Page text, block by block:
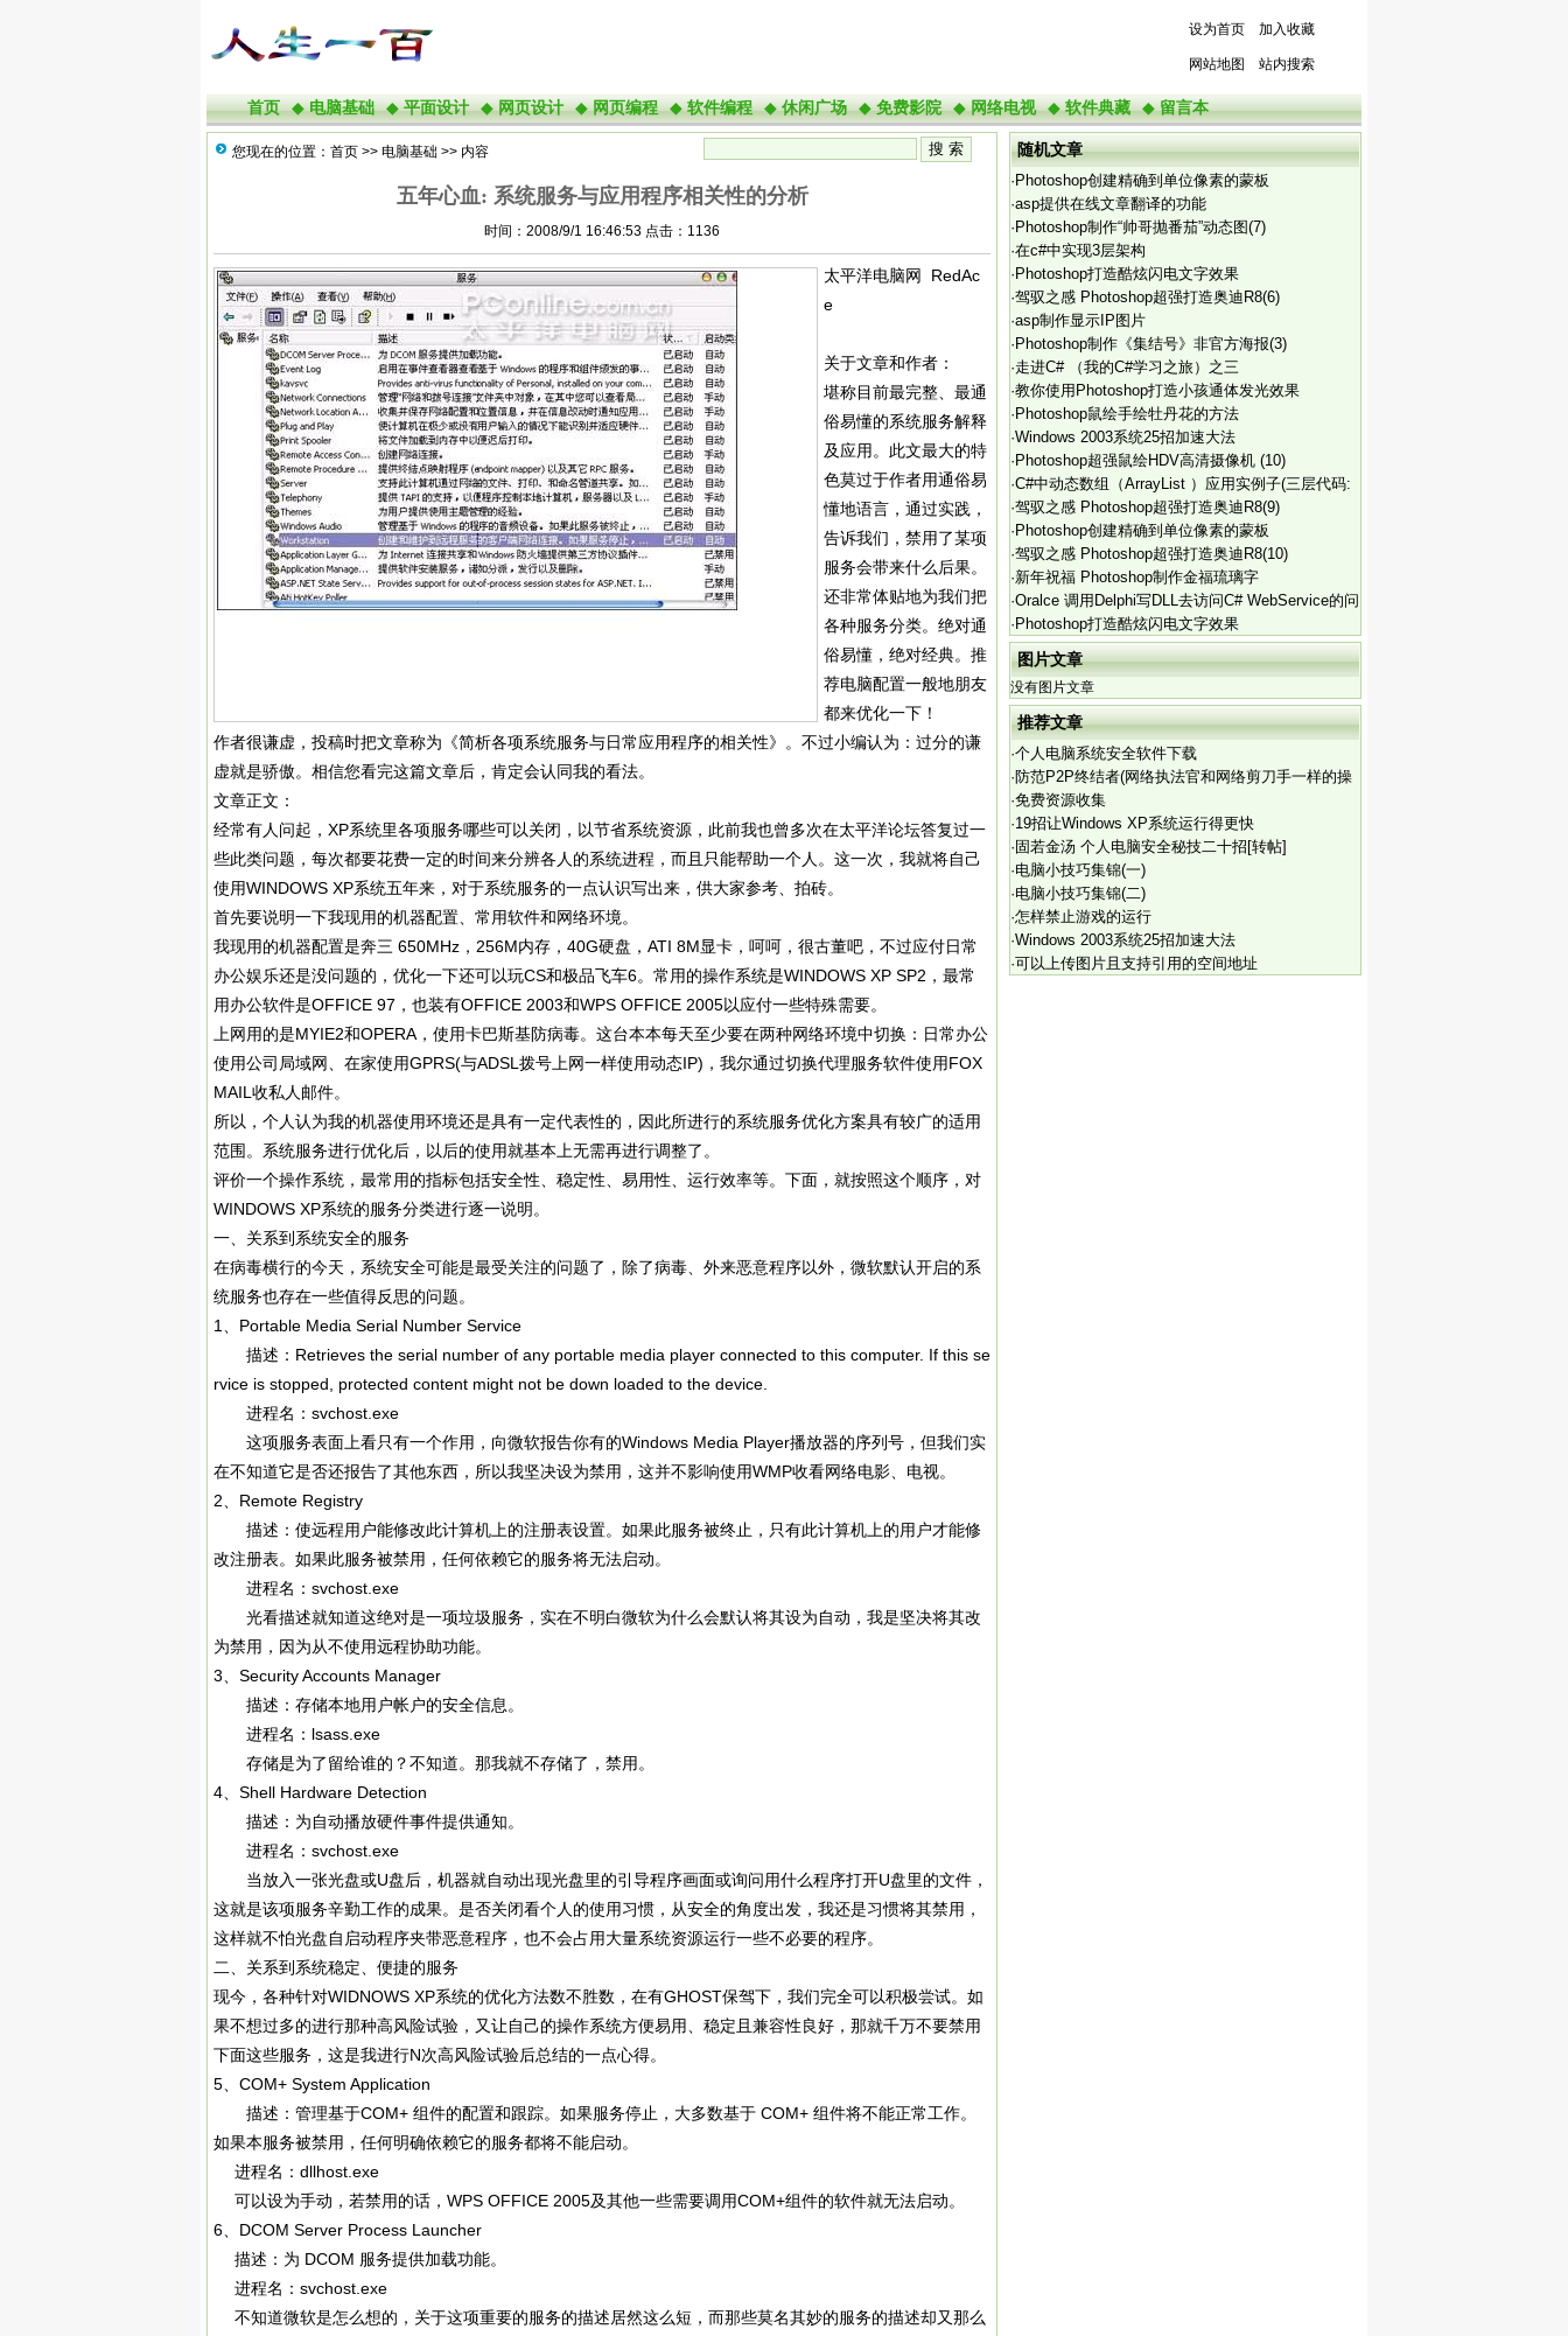
设为首页 加入收藏
网站地图 站内搜索
首页 ◆电脑基础 ◆平面设计 ◆网页设计 ◆网页编程 ◆软件编程 ◆休闲广场 ◆免费影院 ◆网络电视 ◆软件典藏 ◆留言本
您现在的位置： 首页 >> 电脑基础 >> 内容
五年心血: 系统服务与应用程序相关性的分析
时间：2008/9/1 16:46:53 点击：1136
太平洋电脑网 RedAc
e
关于文章和作者：
堪称目前最完整、最通
俗易懂的系统服务解释
及应用。此文最大的特
色莫过于作者用通俗易
懂地语言，通过实践，
告诉我们，禁用了某项
服务会带来什么后果。
还非常体贴地为我们把
各种服务分类。绝对通
俗易懂，绝对经典。推
荐电脑配置一般地朋友
都来优化一下！
作者很谦虚，投稿时把文章称为《简析各项系统服务与日常应用程序的相关性》。不过小编认为：过分的谦
虚就是骄傲。相信您看完这篇文章后，肯定会认同我的看法。
文章正文：
经常有人问起，XP系统里各项服务哪些可以关闭，以节省系统资源，此前我也曾多次在太平洋论坛答复过一
些此类问题，每次都要花费一定的时间来分辨各人的系统进程，而且只能帮助一个人。这一次，我就将自己
使用WINDOWS XP系统五年来，对于系统服务的一点认识写出来，供大家参考、拍砖。
首先要说明一下我现用的机器配置、常用软件和网络环境。
我现用的机器配置是奔三 650MHz，256M内存，40G硬盘，ATI 8M显卡，呵呵，很古董吧，不过应付日常
办公娱乐还是没问题的，优化一下还可以玩CS和极品飞车6。常用的操作系统是WINDOWS XP SP2，最常
用办公软件是OFFICE 97，也装有OFFICE 2003和WPS OFFICE 2005以应付一些特殊需要。
上网用的是MYIE2和OPERA，使用卡巴斯基防病毒。这台本本每天至少要在两种网络环境中切换：日常办公
使用公司局域网、在家使用GPRS(与ADSL拨号上网一样使用动态IP)，我尔通过切换代理服务软件使用FOX
MAIL收私人邮件。
所以，个人认为我的机器使用环境还是具有一定代表性的，因此所进行的系统服务优化方案具有较广的适用
范围。系统服务进行优化后，以后的使用就基本上无需再进行调整了。
评价一个操作系统，最常用的指标包括安全性、稳定性、易用性、运行效率等。下面，就按照这个顺序，对
WINDOWS XP系统的服务分类进行逐一说明。
一、关系到系统安全的服务
在病毒横行的今天，系统安全可能是最受关注的问题了，除了病毒、外来恶意程序以外，微软默认开启的系
统服务也存在一些值得反思的问题。
1、Portable Media Serial Number Service
描述：Retrieves the serial number of any portable media player connected to this computer. If this se
rvice is stopped, protected content might not be down loaded to the device.
进程名：svchost.exe
这项服务表面上看只有一个作用，向微软报告你有的Windows Media Player播放器的序列号，但我们实
在不知道它是否还报告了其他东西，所以我坚决设为禁用，这并不影响使用WMP收看网络电影、电视。
2、Remote Registry
描述：使远程用户能修改此计算机上的注册表设置。如果此服务被终止，只有此计算机上的用户才能修
改注册表。如果此服务被禁用，任何依赖它的服务将无法启动。
进程名：svchost.exe
光看描述就知道这绝对是一项垃圾服务，实在不明白微软为什么会默认将其设为自动，我是坚决将其改
为禁用，因为从不使用远程协助功能。
3、Security Accounts Manager
描述：存储本地用户帐户的安全信息。
进程名：lsass.exe
存储是为了留给谁的？不知道。那我就不存储了，禁用。
4、Shell Hardware Detection
描述：为自动播放硬件事件提供通知。
进程名：svchost.exe
当放入一张光盘或U盘后，机器就自动出现光盘里的引导程序画面或询问用什么程序打开U盘里的文件，
这就是该项服务辛勤工作的成果。是否关闭看个人的使用习惯，从安全的角度出发，我还是习惯将其禁用，
这样就不怕光盘自启动程序夹带恶意程序，也不会占用大量系统资源运行一些不必要的程序。
二、关系到系统稳定、便捷的服务
现今，各种针对WIDNOWS XP系统的优化方法数不胜数，在有GHOST保驾下，我们完全可以积极尝试。如
果不想过多的进行那种高风险试验，又让自己的操作系统方便易用、稳定且兼容性良好，那就千万不要禁用
下面这些服务，这是我进行N次高风险试验后总结的一点心得。
5、COM+ System Application
描述：管理基于COM+ 组件的配置和跟踪。如果服务停止，大多数基于 COM+ 组件将不能正常工作。
如果本服务被禁用，任何明确依赖它的服务都将不能启动。
进程名：dllhost.exe
可以设为手动，若禁用的话，WPS OFFICE 2005及其他一些需要调用COM+组件的软件就无法启动。
6、DCOM Server Process Launcher
描述：为 DCOM 服务提供加载功能。
进程名：svchost.exe
不知道微软是怎么想的，关于这项重要的服务的描述居然这么短，而那些莫名其妙的服务的描述却又那么
随机文章
· Photoshop创建精确到单位像素的蒙板
·asp提供在线文章翻译的功能
· Photoshop制作“帅哥抛番茄”动态图(7)
·在c#中实现3层架构
· Photoshop打造酷炫闪电文字效果
·驾驭之感 Photoshop超强打造奥迪R8(6)
·asp制作显示IP图片
· Photoshop制作《集结号》非官方海报(3)
·走进C# （我的C#学习之旅）之三
·教你使用Photoshop打造小孩通体发光效果
· Photoshop鼠绘手绘牡丹花的方法
·Windows 2003系统25招加速大法
· Photoshop超强鼠绘HDV高清摄像机 (10)
·C#中动态数组（ArrayList ）应用实例子(三层代码:
数据访问层,业务层,页面层)
·驾驭之感 Photoshop超强打造奥迪R8(9)
· Photoshop创建精确到单位像素的蒙板
·驾驭之感 Photoshop超强打造奥迪R8(10)
·新年祝福 Photoshop制作金福琉璃字
·Oralce 调用Delphi写DLL去访问C# WebService的问
题
· Photoshop打造酷炫闪电文字效果
图片文章
没有图片文章
推荐文章
·个人电脑系统安全软件下载
·防范P2P终结者(网络执法官和网络剪刀手一样的操
作)
·免费资源收集
·19招让Windows XP系统运行得更快
· 固若金汤 个人电脑安全秘技二十招[转帖]
·电脑小技巧集锦(一)
·电脑小技巧集锦(二)
·怎样禁止游戏的运行
·Windows 2003系统25招加速大法
·可以上传图片且支持引用的空间地址